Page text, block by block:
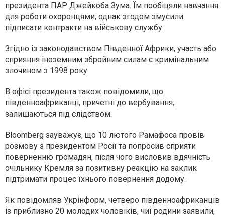
президента ПАР Джейкоба Зума. Їм пообіцяли навчання
для роботи охоронцями, однак згодом змусили
підписати контракти на військову службу.
Згідно із законодавством Південної Африки, участь або
сприяння іноземним збройним силам є кримінальним
злочином з 1998 року.
В офісі президента також повідомили, що
південноафриканці, причетні до вербування,
залишаються під слідством.
Bloomberg зауважує, що 10 лютого Рамафоса провів
розмову з президентом Росії та попросив сприяти
поверненню громадян, після чого висловив вдячність
очільнику Кремля за позитивну реакцію на заклик
підтримати процес їхнього повернення додому.
Як повідомляв Укрінформ, четверо південноафриканців
із приблизно 20 молодих чоловіків, чиї родини заявили,